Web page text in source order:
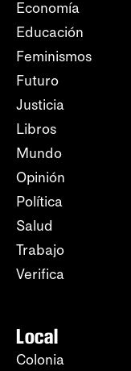
Economía
Educación
Feminismos
Futuro
Justicia
Libros
Mundo
Opinión
Política
Salud
Trabajo
Verifica
Local
Colonia